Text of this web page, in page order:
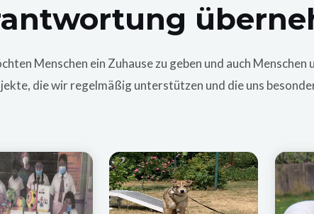
Menschen ein Zuhause zu geben und auch
diewir regelmäßig unterstützen und die uns